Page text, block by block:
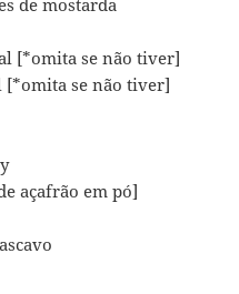
de mostarda
[*omita se não tiver]
[*omita se não tiver]
açafrão em pó]